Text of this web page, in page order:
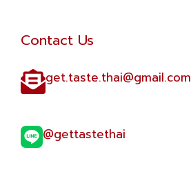
Contact Us
get.taste.thai@gmail.com​
@gettastethai​